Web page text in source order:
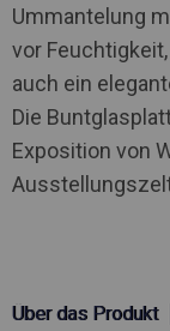
Ummantelung
vor
auch ein
Die
Exposition von
Über das Produkt